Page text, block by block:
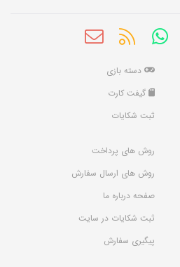
دسته بازی
گیفت کارت
ثبت شکایات
روش های پرداخت
روش های ارسال سفارش
صفحه درباره ما
ثبت شکایات در سایت
پیگیری سفارش